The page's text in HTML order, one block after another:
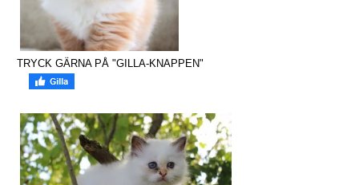
TRYCK GÄRNA PÅ "GILLA-KNAPPEN"